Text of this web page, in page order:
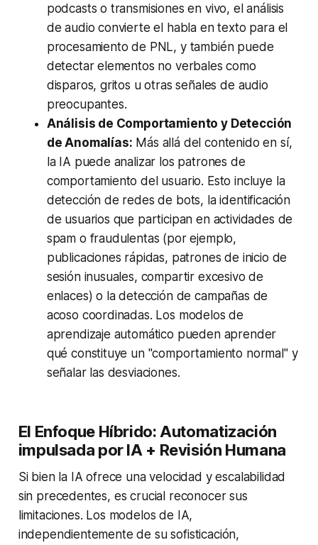
podcasts o transmisiones en vivo, el análisis
de audio convierte el habla en texto para el
procesamiento de PNL, y también puede
detectar elementos no verbales como
disparos, gritos u otras señales de audio
preocupantes.
Análisis de Comportamiento y Detección
de Anomalías: Más allá del contenido en sí,
la IA puede analizar los patrones de
comportamiento del usuario. Esto incluye la
detección de redes de bots, la identificación
de usuarios que participan en actividades de
spam o fraudulentas (por ejemplo,
publicaciones rápidas, patrones de inicio de
sesión inusuales, compartir excesivo de
enlaces) o la detección de campañas de
acoso coordinadas. Los modelos de
aprendizaje automático pueden aprender
qué constituye un "comportamiento normal" y
señalar las desviaciones.
El Enfoque Híbrido: Automatización
impulsada por IA + Revisión Humana
Si bien la IA ofrece una velocidad y escalabilidad
sin precedentes, es crucial reconocer sus
limitaciones. Los modelos de IA,
independientemente de su sofisticación,